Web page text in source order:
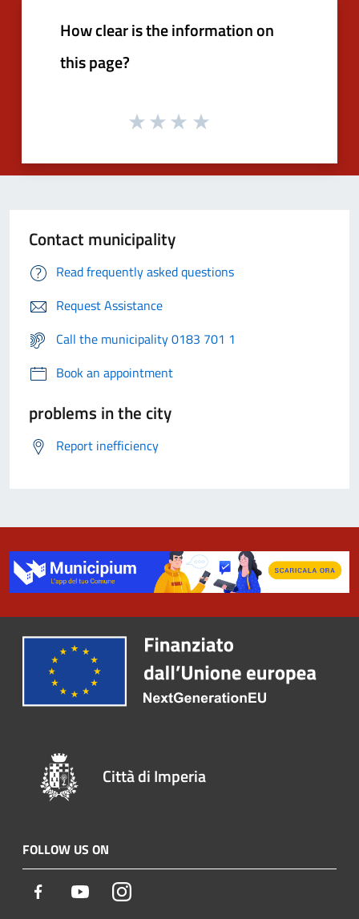
How clear is the information on
this page?
Contact municipality
Read frequently asked questions
Request Assistance
Call the municipality 0183 701 1
Book an appointment
problems in the city
Report inefficiency
Città di Imperia
FOLLOW US ON
Facebook YoutubeInstagram